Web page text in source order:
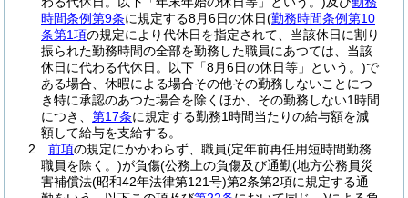
時間条例第9条に規定する8月6日の休日(勤務時間条例第10
条第1項の規定により代休日を指定されて、当該休日に割り
振られた勤務時間の全部を勤務した職員にあつては、当該
休日に代わる代休日。以下「8月6日の休日等」という。)で
ある場合、休暇による場合その他その勤務しないことにつ
き特に承認のあつた場合を除くほか、その勤務しない1時間
につき、 第17条に規定する勤務1時間当たりの給与額を減
額して給与を支給する。
2
前項の規定にかかわらず、職員(定年前再任用短時間勤務
職員を除く。)が負傷(公務上の負傷及び通勤(地方公務員災
害補償法(昭和42年法律第121号)第2条第2項に規定する通